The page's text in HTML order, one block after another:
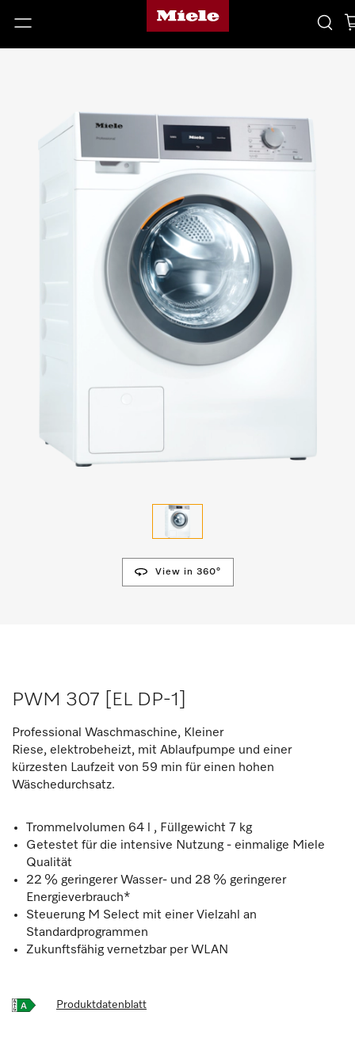
View in 360°
PWM 307 [EL DP-1]
Professional Waschmaschine, Kleiner
Riese, elektrobeheizt, mit Ablaufpumpe und einer
kürzesten Laufzeit von 59 min für einen hohen
Wäschedurchsatz.
Trommelvolumen 64 l , Füllgewicht 7 kg
Getestet für die intensive Nutzung - einmalige Miele
Qualität
22 % geringerer Wasser- und 28 % geringerer
Energieverbrauch*
Steuerung M Select mit einer Vielzahl an
Standardprogrammen
Zukunftsfähig vernetzbar per WLAN
Produktdatenblatt